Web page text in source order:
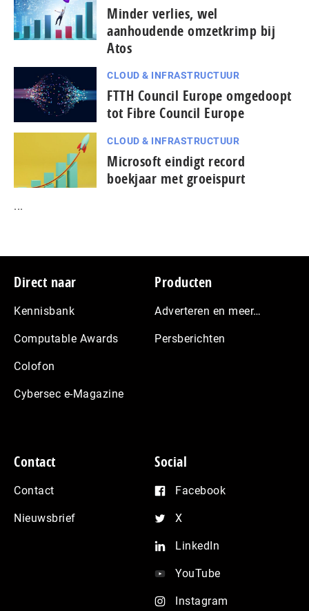
Minder verlies, wel
aanhoudende omzetkrimp bij
Atos
CLOUD & INFRASTRUCTUUR
FTTH Council Europe omgedoopt
tot Fibre Council Europe
CLOUD & INFRASTRUCTUUR
Microsoft eindigt record
boekjaar met groeispurt
...
Footer
Direct naar
Kennisbank
Computable Awards
Colofon
Cybersec e-Magazine
Producten
Adverteren en meer…
Persberichten
Contact
Contact
Nieuwsbrief
Social
Facebook
X
LinkedIn
YouTube
Instagram